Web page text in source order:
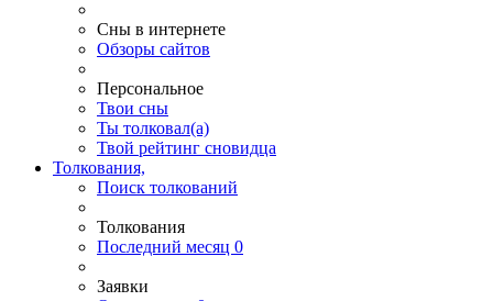
Сны в интернете
Обзоры сайтов
Персональное
Твои сны
Ты толковал(а)
Твой рейтинг сновидца
Толкования,
Поиск толкований
Толкования
Последний месяц 0
Заявки